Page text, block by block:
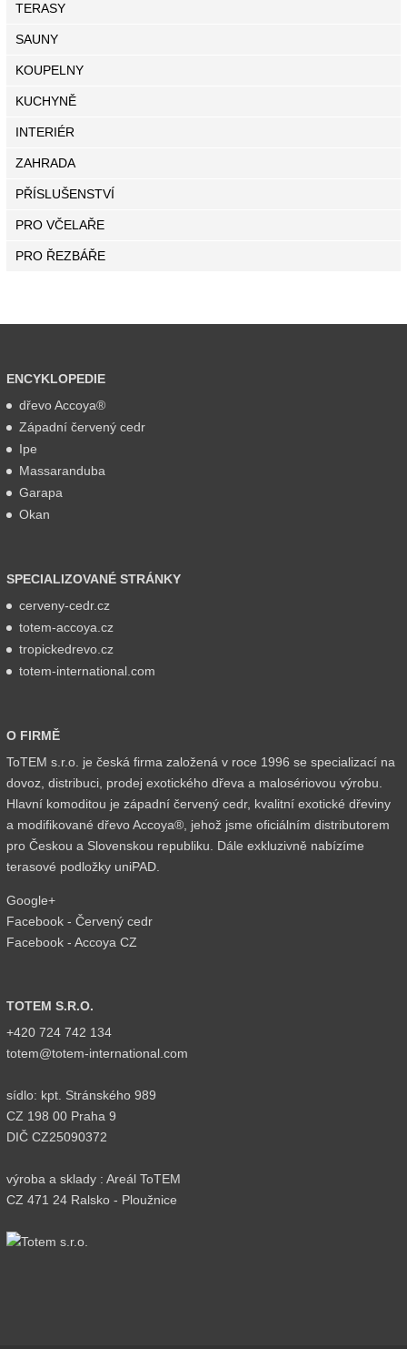
TERASY
SAUNY
KOUPELNY
KUCHYNĚ
INTERIÉR
ZAHRADA
PŘÍSLUŠENSTVÍ
PRO VČELAŘE
PRO ŘEZBÁŘE
ENCYKLOPEDIE
dřevo Accoya®
Západní červený cedr
Ipe
Massaranduba
Garapa
Okan
SPECIALIZOVANÉ STRÁNKY
cerveny-cedr.cz
totem-accoya.cz
tropickedrevo.cz
totem-international.com
O FIRMĚ
ToTEM s.r.o. je česká firma založená v roce 1996 se specializací na
dovoz, distribuci, prodej exotického dřeva a malosériovou výrobu.
Hlavní komoditou je západní červený cedr, kvalitní exotické dřeviny
a modifikované dřevo Accoya®, jehož jsme oficiálním distributorem
pro Českou a Slovenskou republiku. Dále exkluzivně nabízíme
terasové podložky uniPAD.
Google+
Facebook - Červený cedr
Facebook - Accoya CZ
TOTEM S.R.O.
+420 724 742 134
totem@totem-international.com
sídlo: kpt. Stránského 989
CZ 198 00 Praha 9
DIČ CZ25090372
výroba a sklady : Areál ToTEM
CZ 471 24 Ralsko - Ploužnice